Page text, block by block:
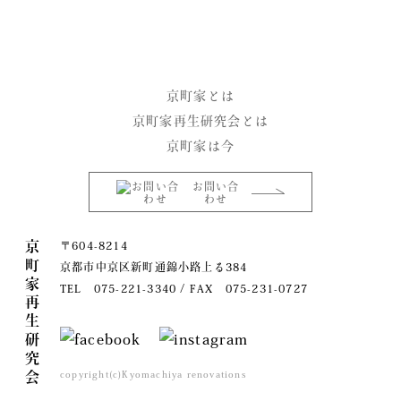
京町家とは
京町家再生研究会とは
京町家は今
お問い合
わせ
京町家再生研究会
〒604-8214
京都市中京区新町通錦小路上る384
TEL 075-221-3340 / FAX 075-231-0727
copyright(c)Kyomachiya renovations